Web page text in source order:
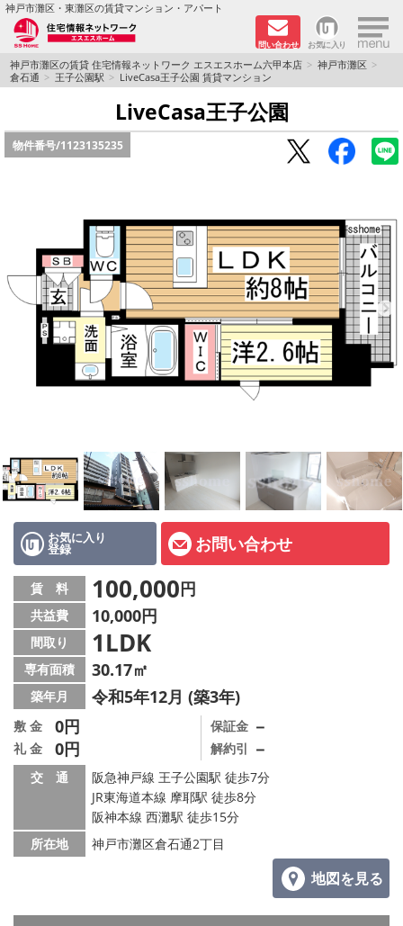
神戸市灘区・東灘区の賃貸マンション・アパート
問い合わせ お気に入り ×
TOPページ
学生さん向け物件
ペット飼育可物件
路線·駅から探す
地域から探す
地図から探す
メールでお問い合わせ
神戸市灘区の賃貸 住宅情報ネットワーク エスエスホーム六甲本店
神戸市灘区
倉石通
王子公園駅 LiveCasa王子公園 賃貸マンション
LiveCasa王子公園
物件番号/1123135235
お気に入り
登録 お問い合わせ
賃 料 100,000円
共益費 10,000円
間取り 1LDK
専有面積 30.17㎡
築年月 令和5年12月 (築3年)
敷 金 0円
礼 金 0円
保証金 －
解約引 －
交 通
阪急神戸線 王子公園駅 徒歩7分
JR東海道本線 摩耶駅 徒歩8分
阪神本線 西灘駅 徒歩15分
所在地
神戸市灘区倉石通2丁目
地図を見る